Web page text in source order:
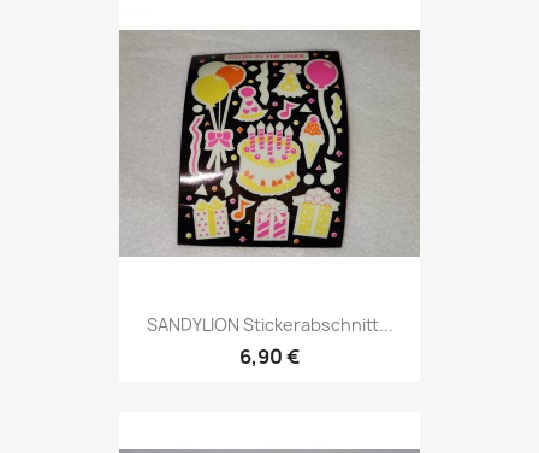
SANDYLION Stickerabschnitt...
6,90 €